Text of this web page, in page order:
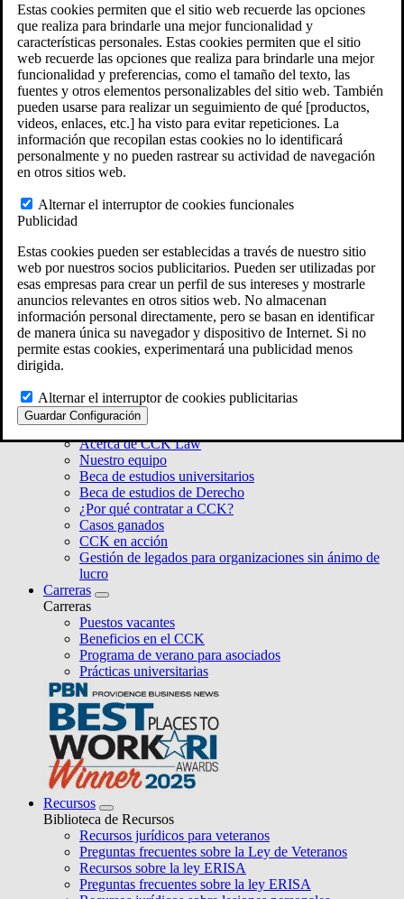
Estas cookies permiten que el sitio web recuerde las opciones
que realiza para brindarle una mejor funcionalidad y
características personales. Estas cookies permiten que el sitio
web recuerde las opciones que realiza para brindarle una mejor
funcionalidad y preferencias, como el tamaño del texto, las
fuentes y otros elementos personalizables del sitio web. También
pueden usarse para realizar un seguimiento de qué [productos,
videos, enlaces, etc.] ha visto para evitar repeticiones. La
información que recopilan estas cookies no lo identificará
personalmente y no pueden rastrear su actividad de navegación
en otros sitios web.
Alternar el interruptor de cookies funcionales
Publicidad
Estas cookies pueden ser establecidas a través de nuestro sitio
web por nuestros socios publicitarios. Pueden ser utilizadas por
esas empresas para crear un perfil de sus intereses y mostrarle
anuncios relevantes en otros sitios web. No almacenan
información personal directamente, pero se basan en identificar
de manera única su navegador y dispositivo de Internet. Si no
permite estas cookies, experimentará una publicidad menos
dirigida.
Alternar el interruptor de cookies publicitarias
Guardar Configuración
Texas
Florida
Georgia
California
Rhode Island
Ver todas las sedes de VA Law
Ubicaciones de los abogados ERISA
Massachusetts
Rhode Island
Connecticut
New York
En 50 estados de todo el país
Acerca de CCK
Nuestra misión
Acerca de CCK Law
Nuestro equipo
Beca de estudios universitarios
Beca de estudios de Derecho
¿Por qué contratar a CCK?
Casos ganados
CCK en acción
Gestión de legados para organizaciones sin ánimo de
lucro
Carreras
Carreras
Puestos vacantes
Beneficios en el CCK
Programa de verano para asociados
Prácticas universitarias
Recursos
Biblioteca de Recursos
Recursos jurídicos para veteranos
Preguntas frecuentes sobre la Ley de Veteranos
Recursos sobre la ley ERISA
Preguntas frecuentes sobre la ley ERISA